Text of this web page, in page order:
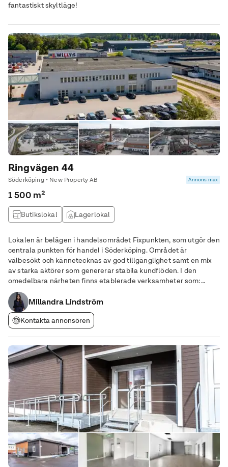
fantastiskt skyltläge!
Ringvägen 44
Söderköping • New Property AB Annons max
1 500 m²
Butikslokal Lagerlokal
Lokalen är belägen i handelsområdet Fixpunkten, som utgör den
centrala punkten för handel i Söderköping. Området är
välbesökt och kännetecknas av god tillgänglighet samt en mix
av starka aktörer som genererar stabila kundflöden. I den
omedelbara närheten finns etablerade verksamheter som:
Willys, Dollarstore, jem & fix Lokalen och dess utformning Ytan
är i grunden öppen och flexibel, vilket gör
Millandra Lindström
Kontakta annonsören